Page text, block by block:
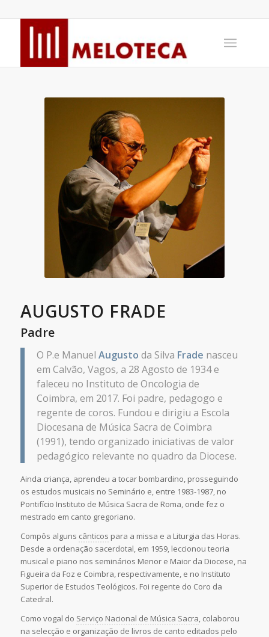
AUGUSTO FRADE
Padre
O P.e Manuel Augusto da Silva Frade nasceu
em Calvão, Vagos, a 28 Agosto de 1934 e
faleceu no Instituto de Oncologia de
Coimbra, em 2017. Foi padre, pedagogo e
regente de coros. Fundou e dirigiu a Escola
Diocesana de Música Sacra de Coimbra
(1991), tendo organizado iniciativas de valor
pedagógico relevante no quadro da Diocese.
Ainda criança, aprendeu a tocar bombardino, prosseguindo
os estudos musicais no Seminário e, entre 1983-1987, no
Pontifício Instituto de Música Sacra de Roma, onde fez o
mestrado em canto gregoriano.
Compôs alguns cânticos para a missa e a Liturgia das Horas.
Desde a ordenação sacerdotal, em 1959, leccionou teoria
musical e piano nos seminários Menor e Maior da Diocese, na
Figueira da Foz e Coimbra, respectivamente, e no Instituto
Superior de Estudos Teológicos. Foi regente do Coro da
Catedral.
Como vogal do Serviço Nacional de Música Sacra, colaborou
na selecção e organização de livros de canto editados pelo